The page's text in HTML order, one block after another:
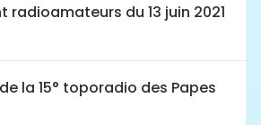
radioamateurs du 13 juin 2021
la 15° toporadio des Papes